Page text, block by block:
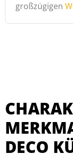
großzügigen
DECO